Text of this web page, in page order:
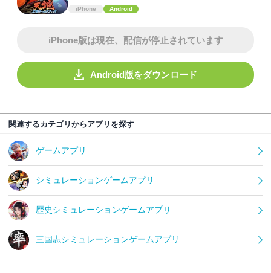
iPhone Android
iPhone版は現在、配信が停止されています
Android版をダウンロード
関連するカテゴリからアプリを探す
ゲームアプリ
シミュレーションゲームアプリ
歴史シミュレーションゲームアプリ
三国志シミュレーションゲームアプリ